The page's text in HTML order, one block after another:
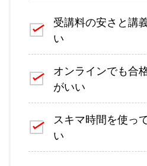
受講料の安さと講
い
オンラインでも合
がいい
スキマ時間を使っ
い